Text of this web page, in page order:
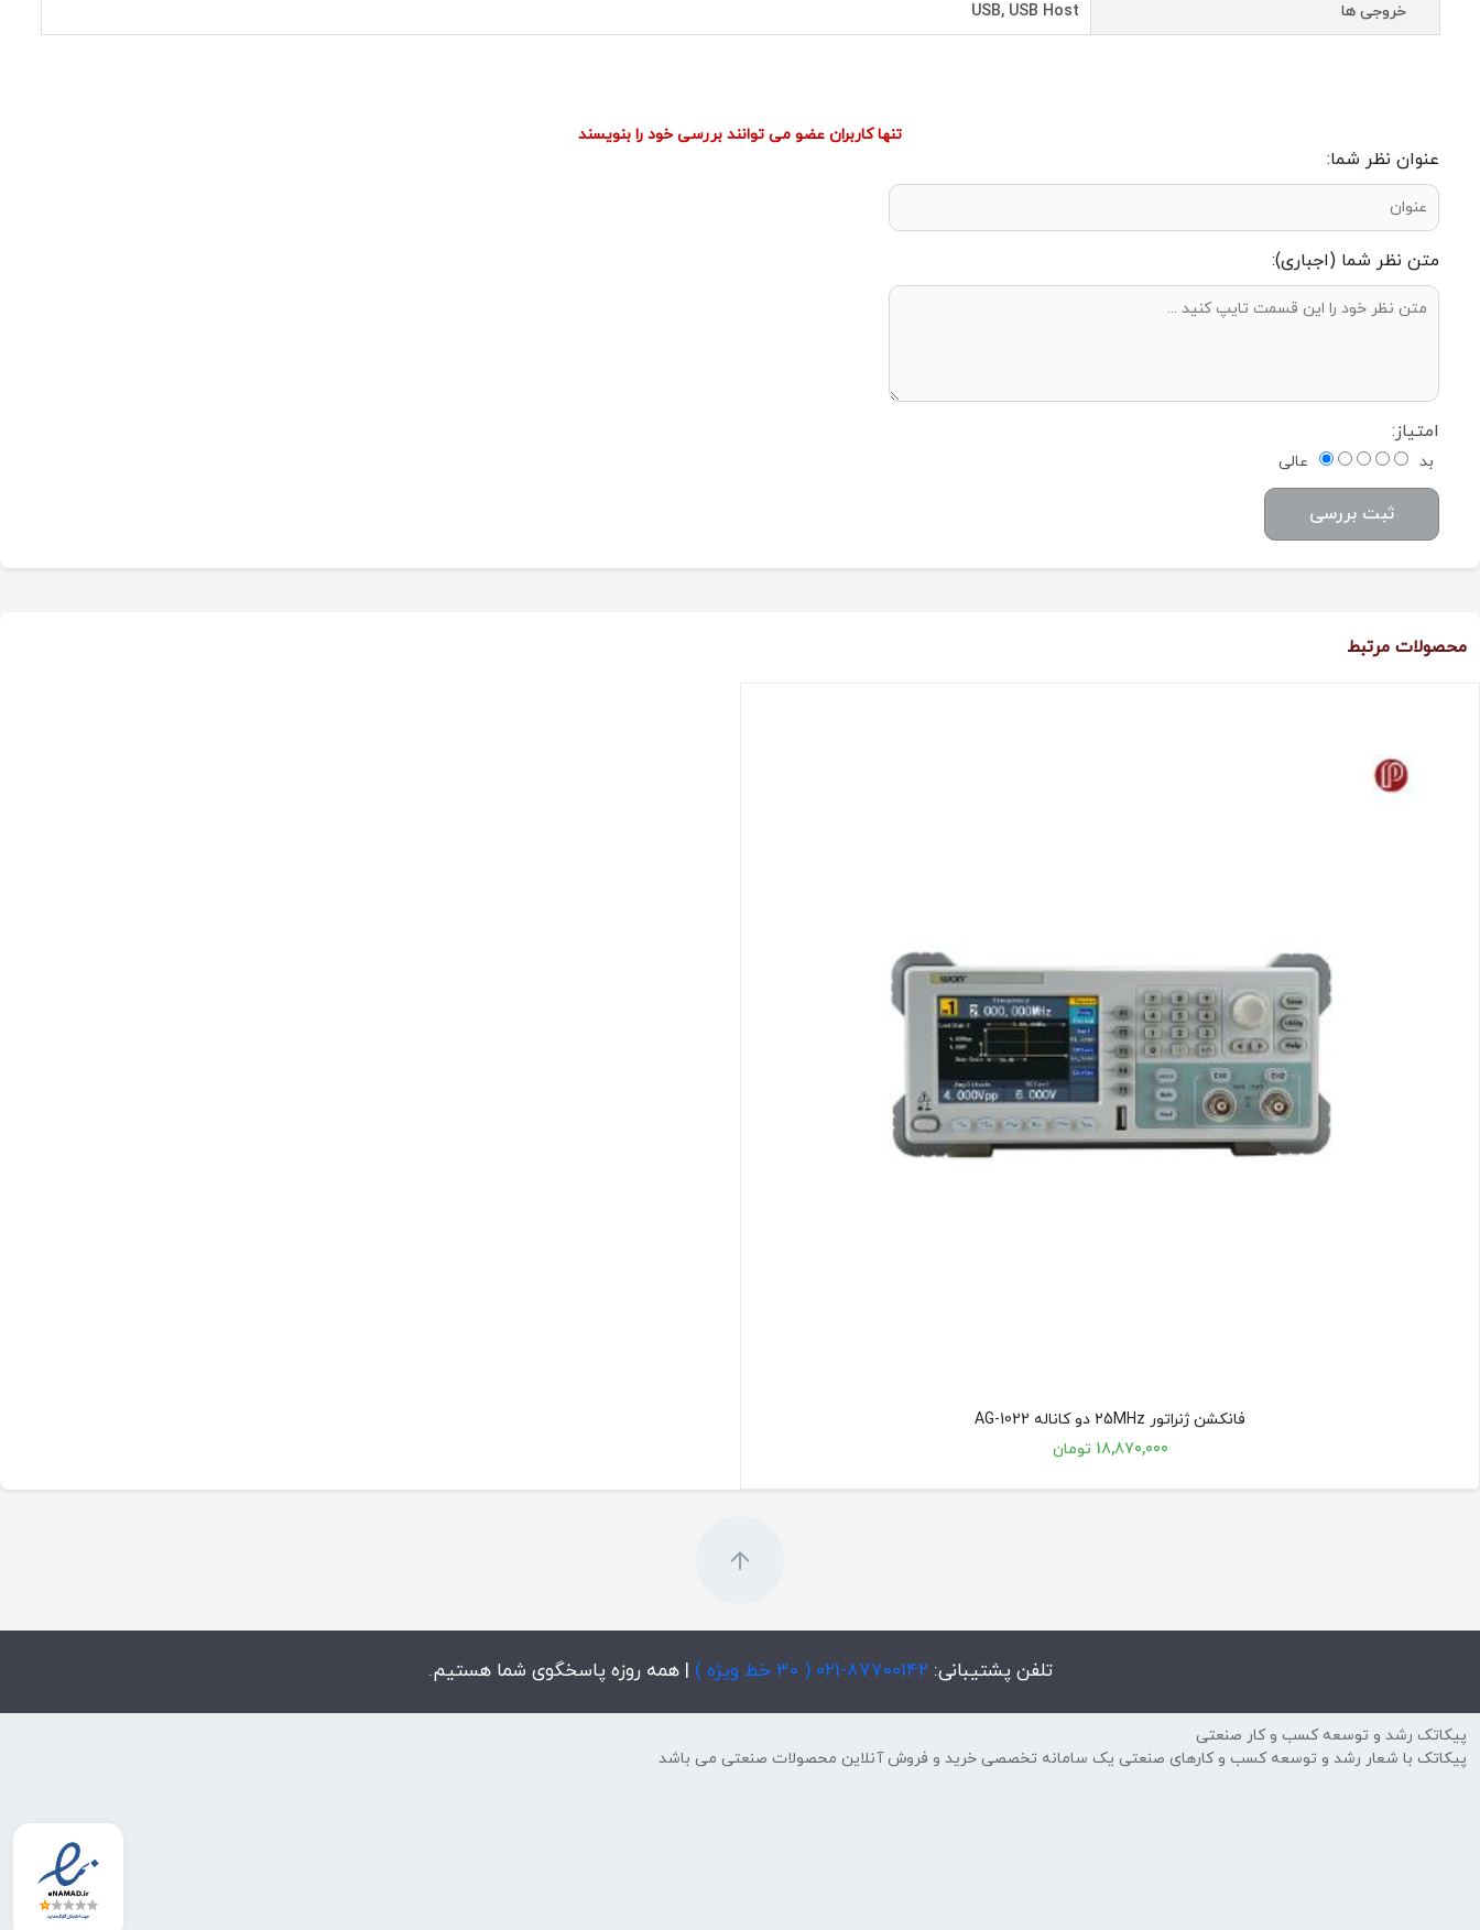
خروجی ها USB, USB Host
تنها کاربران عضو می توانند بررسی خود را بنویسند
عنوان نظر شما:
متن نظر شما (اجباری):
امتیاز:
بد عالی
ثبت بررسی
محصولات مرتبط
فانکشن ژنراتور 25MHz دو کاناله AG-1022
18,870,000 تومان
تلفن پشتیبانی: 87700142-021 ( 30 خط ویژه ) | همه روزه پاسخگوی شما هستیم.
پیکاتک رشد و توسعه کسب و کار صنعتی
پیکاتک با شعار رشد و توسعه کسب و کارهای صنعتی یک سامانه تخصصی خرید و فروش آنلاین محصولات صنعتی می باشد